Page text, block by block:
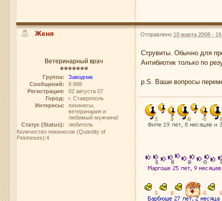
Женя
Ветеринарный врач
Группа:
Заводчик
Сообщений:
6 888
Регистрация:
02 августа 07
Город:
г. Ставрополь
Интересы:
пекинесы,
ветеринария и
любимый мужчина!
Статус (Status):
любитель
Количество пекинесов (Quantity of
Pekineses):4
Отправлено 10 марта 2008 -
Струвиты. Обычно для
Антибиотик только по
p.S. Ваши вопросы